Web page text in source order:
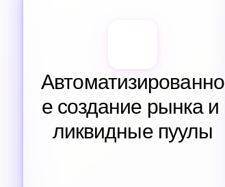
Автоматизированно
е создание рынка и
ликвидные пуулы